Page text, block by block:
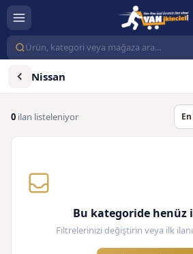
Nissan
0 ilan listeleniyor
Bu kategoride henüz
Filtrelerinizi değiştirin veya ilk